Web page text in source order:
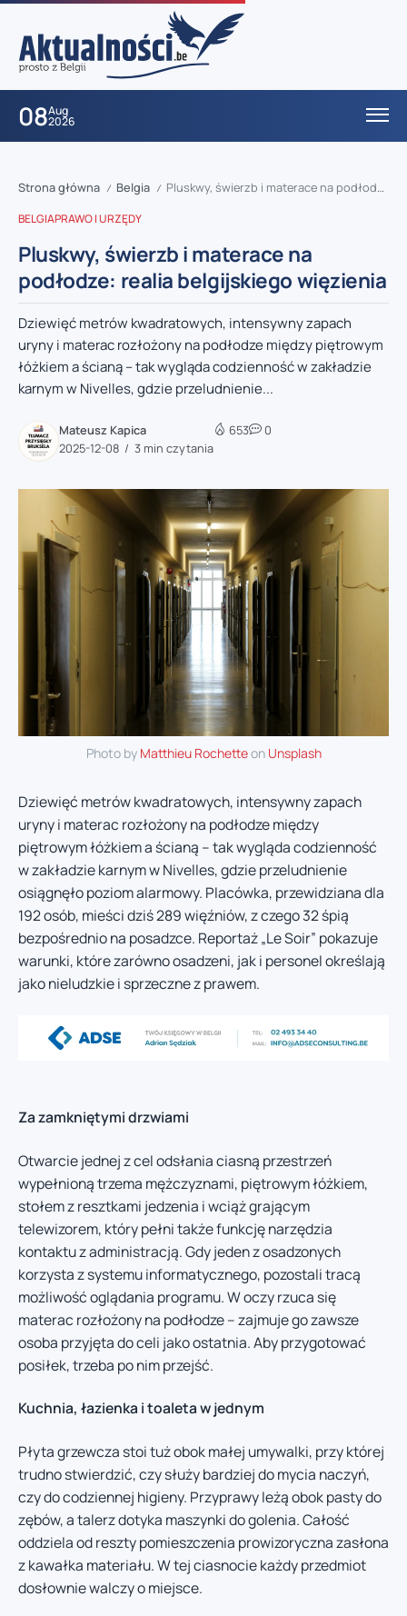
08Aug
2026
Strona główna / Belgia / Pluskwy, świerzb i materace na podłodze: realia belgijskiego więzienia
BELGIAPRAWO I URZĘDY
Pluskwy, świerzb i materace na
podłodze: realia belgijskiego więzienia
Dziewięć metrów kwadratowych, intensywny zapach
uryny i materac rozłożony na podłodze między piętrowym
łóżkiem a ścianą – tak wygląda codzienność w zakładzie
karnym w Nivelles, gdzie przeludnienie...
Mateusz Kapica
2025-12-08
3 min czytania
653 0
Photo by Matthieu Rochetteon Unsplash
Dziewięć metrów kwadratowych, intensywny zapach
uryny i materac rozłożony na podłodze między
piętrowym łóżkiem a ścianą – tak wygląda codzienność
w zakładzie karnym w Nivelles, gdzie przeludnienie
osiągnęło poziom alarmowy. Placówka, przewidziana dla
192 osób, mieści dziś 289 więźniów, z czego 32 śpią
bezpośrednio na posadzce. Reportaż „Le Soir” pokazuje
warunki, które zarówno osadzeni, jak i personel określają
jako nieludzkie i sprzeczne z prawem.
Za zamkniętymi drzwiami
Otwarcie jednej z cel odsłania ciasną przestrzeń
wypełnioną trzema mężczyznami, piętrowym łóżkiem,
stołem z resztkami jedzenia i wciąż grającym
telewizorem, który pełni także funkcję narzędzia
kontaktu z administracją. Gdy jeden z osadzonych
korzysta z systemu informatycznego, pozostali tracą
możliwość oglądania programu. W oczy rzuca się
materac rozłożony na podłodze – zajmuje go zawsze
osoba przyjęta do celi jako ostatnia. Aby przygotować
posiłek, trzeba po nim przejść.
Kuchnia, łazienka i toaleta w jednym
Płyta grzewcza stoi tuż obok małej umywalki, przy której
trudno stwierdzić, czy służy bardziej do mycia naczyń,
czy do codziennej higieny. Przyprawy leżą obok pasty do
zębów, a talerz dotyka maszynki do golenia. Całość
oddziela od reszty pomieszczenia prowizoryczna zasłona
z kawałka materiału. W tej ciasnocie każdy przedmiot
dosłownie walczy o miejsce.